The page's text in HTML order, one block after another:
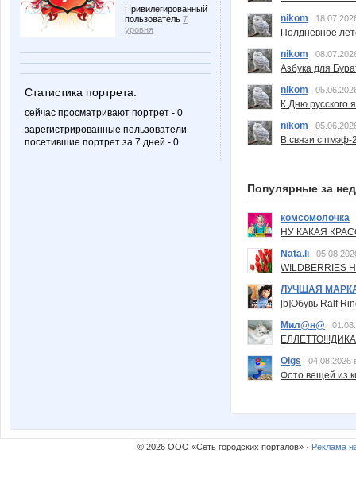
Привилегированный
пользователь 7
уровня
Статистика портрета:
сейчас просматривают портрет - 0
зарегистрированные пользователи
посетившие портрет за 7 дней - 0
nikom
Полдневное
nikom
Азбука для
nikom
К Дню русского
nikom
В связи с пмэф-
Популярные за
комсомолочка
НУ КАКАЯ
Nata.li
ЛУЧШАЯ
[b]Обувь Ralf
Мил@н@
Olgs
04.08.2026
Фото вещей из
© 2026 ООО «Сеть городских порталов» · Реклама